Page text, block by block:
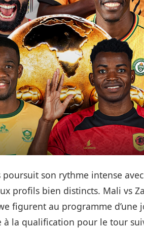
poursuit son rythme intense
profils bien distincts. Mali vs
figurent au programme
à la qualification pour le tour